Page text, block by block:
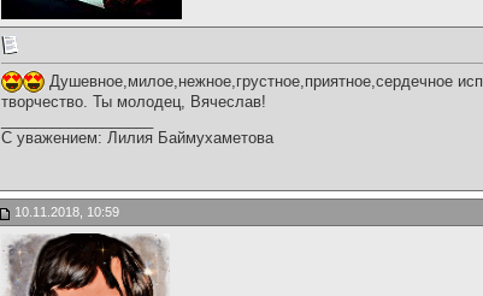
Душевное,милое,нежное,грустное,приятное,сердечное
творчество. Ты молодец, Вячеслав!
С уважением: Лилия Баймухаметова
10.11.2018, 10:59